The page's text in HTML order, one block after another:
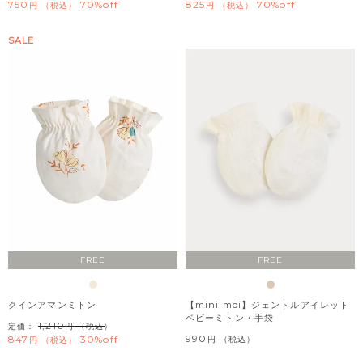
750 税込 70%off 825 税込 70%off
FREE
SALE
クインアマンミトン
定価： 1,210 （税込）
847 税込 30%off
FREE
【mini moi】ジェントルアイレット
ベビーミトン・手袋
990 税込